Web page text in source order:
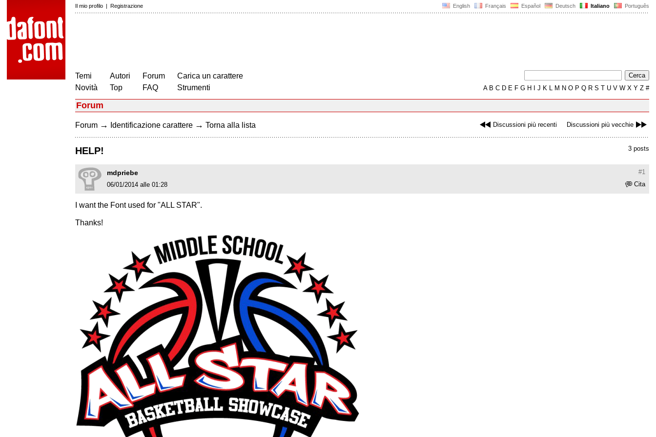
English Français Español Deutsch Italiano Português
Il mio profilo | Registrazione
Temi
Novità
Autori
Top
Forum
FAQ
Carica un carattere
Strumenti
AB C D E F G H J K L M N O P Q R S T U V W X Y Z #
Forum
Discussioni più recenti Discussioni più vecchie
Forum → Identificazione carattere → Torna alla lista
3 posts
HELP!
#1
mdpriebe
Cita
06/01/2014 alle 01:28
I want the Font used for "ALL STAR".
Thanks!